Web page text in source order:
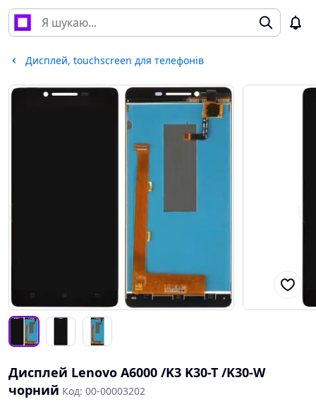
Дисплей, touchscreen для телефонів
Дисплей Lenovo A6000 /K3 K30-T /K30-W
чорний Код: 00-00003202